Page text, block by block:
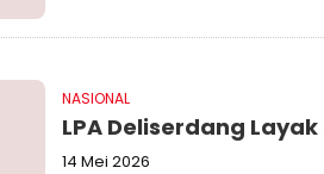
NASIONAL
LPA Deliserdang
14 Mei 2026